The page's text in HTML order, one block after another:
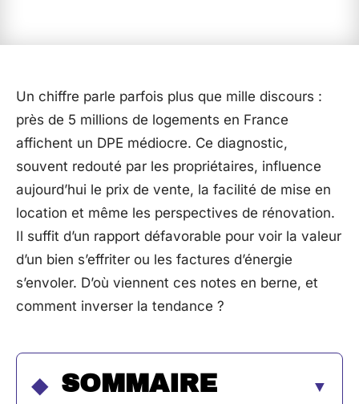
Un chiffre parle parfois plus que mille discours :
près de 5 millions de logements en France
affichent un DPE médiocre. Ce diagnostic,
souvent redouté par les propriétaires, influence
aujourd’hui le prix de vente, la facilité de mise en
location et même les perspectives de rénovation.
Il suffit d’un rapport défavorable pour voir la valeur
d’un bien s’effriter ou les factures d’énergie
s’envoler. D’où viennent ces notes en berne, et
comment inverser la tendance ?
SOMMAIRE